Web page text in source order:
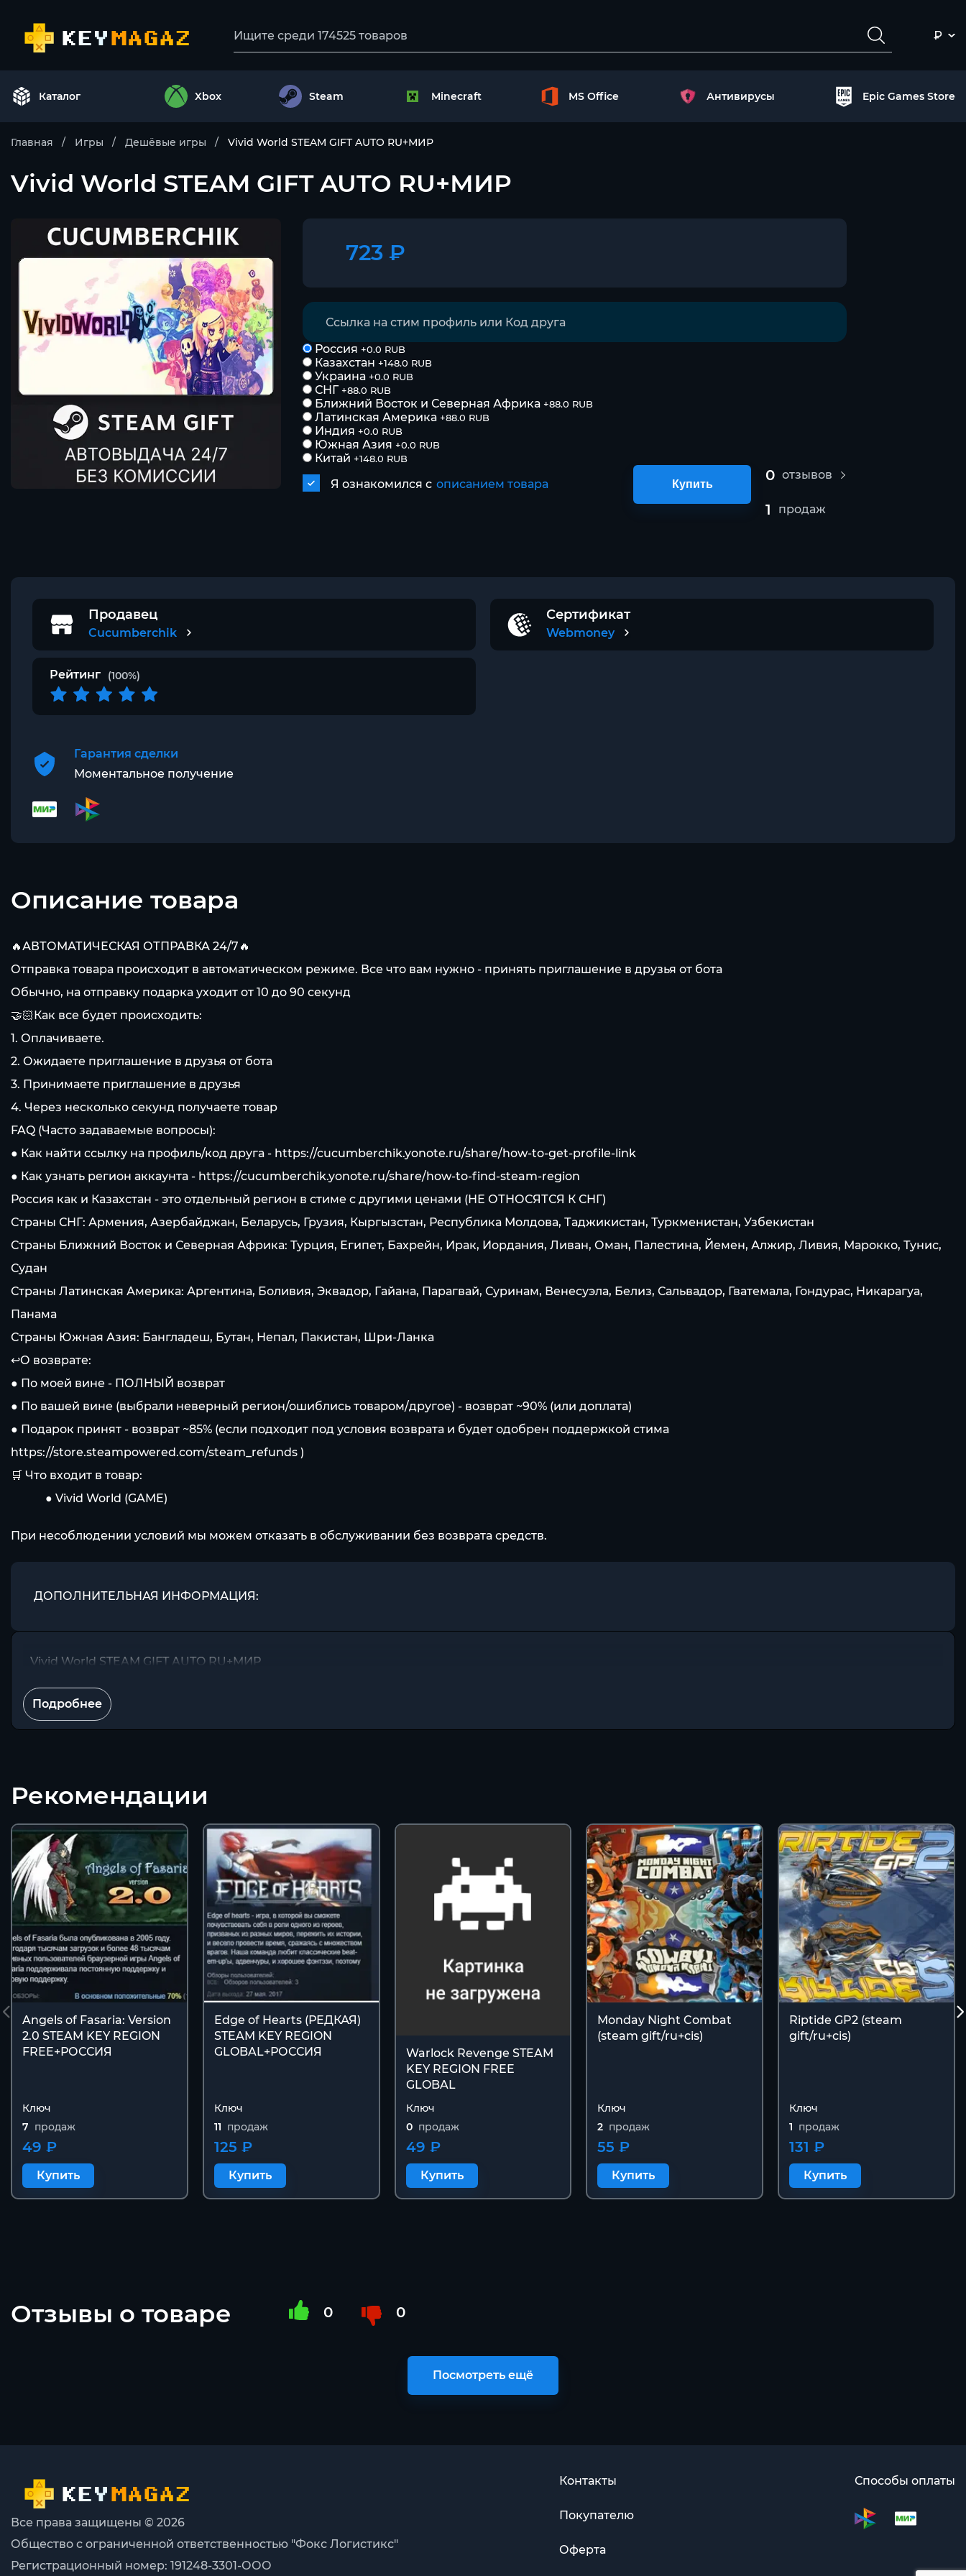
₽
Каталог Xbox Steam Minecraft MS Office Антивирусы Epic Games Store
Главная Игры Дешёвые игры Vivid World STEAM GIFT AUTO RU+МИР
Vivid World STEAM GIFT AUTO RU+МИР
723 ₽
Россия +0.0 RUB
Казахстан +148.0 RUB
Украина +0.0 RUB
СНГ +88.0 RUB
Ближний Восток и Северная Африка +88.0 RUB
Латинская Америка +88.0 RUB
Индия +0.0 RUB
Южная Азия +0.0 RUB
Китай +148.0 RUB
Я ознакомился с описанием товара Купить
0 отзывов
1 продаж
Продавец
Cucumberchik
Сертификат
Webmoney
Рейтинг (100%)
Гарантия сделки
Моментальное получение
Описание товара
🔥АВТОМАТИЧЕСКАЯ ОТПРАВКА 24/7🔥
Отправка товара происходит в автоматическом режиме. Все что вам нужно - принять приглашение в друзья от бота
Обычно, на отправку подарка уходит от 10 до 90 секунд
🤝🏻Как все будет происходить:
1. Оплачиваете.
2. Ожидаете приглашение в друзья от бота
3. Принимаете приглашение в друзья
4. Через несколько секунд получаете товар
FAQ (Часто задаваемые вопросы):
● Как найти ссылку на профиль/код друга - https://cucumberchik.yonote.ru/share/how-to-get-profile-link
● Как узнать регион аккаунта - https://cucumberchik.yonote.ru/share/how-to-find-steam-region
Россия как и Казахстан - это отдельный регион в стиме c другими ценами (НЕ ОТНОСЯТСЯ К СНГ)
Страны СНГ: Армения, Азербайджан, Беларусь, Грузия, Кыргызстан, Республика Молдова, Таджикистан, Туркменистан, Узбекистан
Страны Ближний Восток и Северная Африка: Турция, Египет, Бахрейн, Ирак, Иордания, Ливан, Оман, Палестина, Йемен, Алжир, Ливия, Марокко, Тунис,
Судан
Страны Латинская Америка: Аргентина, Боливия, Эквадор, Гайана, Парагвай, Суринам, Венесуэла, Белиз, Сальвадор, Гватемала, Гондурас, Никарагуа,
Панама
Страны Южная Азия: Бангладеш, Бутан, Непал, Пакистан, Шри-Ланка
↩️О возврате:
● По моей вине - ПОЛНЫЙ возврат
● По вашей вине (выбрали неверный регион/ошиблись товаром/другое) - возврат ~90% (или доплата)
● Подарок принят - возврат ~85% (если подходит под условия возврата и будет одобрен поддержкой стима
https://store.steampowered.com/steam_refunds )
🛒 Что входит в товар:
⠀⠀⠀⠀● Vivid World (GAME)
При несоблюдении условий мы можем отказать в обслуживании без возврата средств.
ДОПОЛНИТЕЛЬНАЯ ИНФОРМАЦИЯ:
Vivid World STEAM GIFT AUTO RU+МИР
Подробнее
Рекомендации
Angels of Fasaria: Version
2.0 STEAM KEY REGION
FREE+РОССИЯ
Ключ
7 продаж
49 ₽
Купить
Edge of Hearts (РЕДКАЯ)
STEAM KEY REGION
GLOBAL+РОССИЯ
Ключ
11 продаж
125 ₽
Купить
Warlock Revenge STEAM
KEY REGION FREE
GLOBAL
Ключ
0 продаж
49 ₽
Купить
Monday Night Combat
(steam gift/ru+cis)
Ключ
2 продаж
55 ₽
Купить
Riptide GP2 (steam
gift/ru+cis)
Ключ
1 продаж
131 ₽
Купить
Отзывы о товаре 0 0
Посмотреть ещё
Все права защищены © 2026
Общество с ограниченной ответственностью "Фокс Логистикс"
Регистрационный номер: 191248-3301-ООО
Контакты
Покупателю
Оферта
Способы оплаты